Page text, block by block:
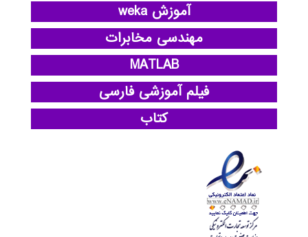
آموزش weka
مهندسی مخابرات
MATLAB
فیلم آموزشی فارسی
کتاب